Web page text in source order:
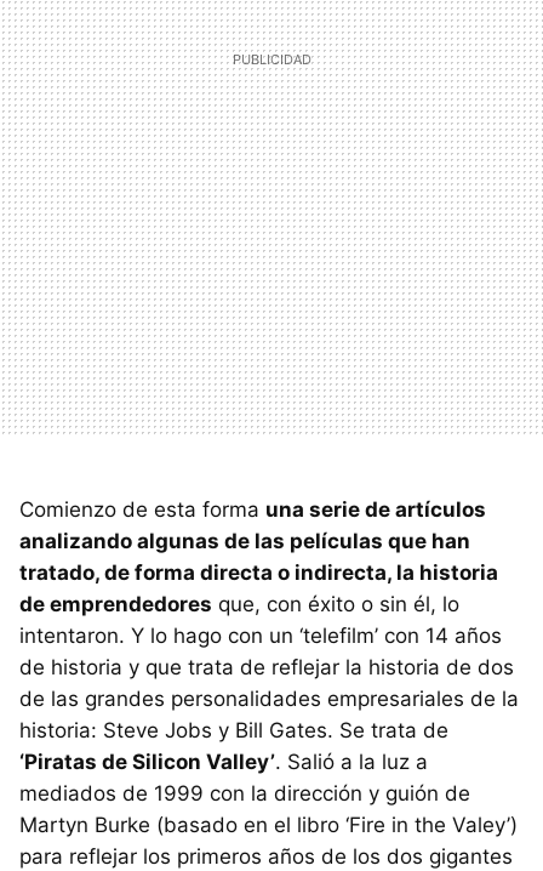
Comienzo de esta forma una serie de artículos
analizando algunas de las películas que han
tratado, de forma directa o indirecta, la historia
de emprendedores que, con éxito o sin él, lo
intentaron. Y lo hago con un ‘telefilm’ con 14 años
de historia y que trata de reflejar la historia de dos
de las grandes personalidades empresariales de la
historia: Steve Jobs y Bill Gates. Se trata de
‘Piratas de Silicon Valley’. Salió a la luz a
mediados de 1999 con la dirección y guión de
Martyn Burke (basado en el libro ‘Fire in the Valey’)
para reflejar los primeros años de los dos gigantes